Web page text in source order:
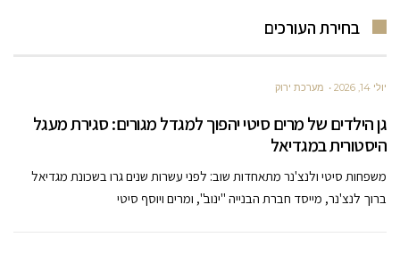
בחירת העורכים
יולי 14, 2026 מערכת ירוק
גן הילדים של מרים סיטי יהפוך למגדל מגורים: סגירת מעגל
היסטורית במגדיאל
משפחות סיטי ולנצ'נר מתאחדות שוב: לפני עשרות שנים גרו בשכונת מגדיאל
ברוך לנצ'נר, מייסד חברת הבנייה "ינוב", ומרים ויוסף סיטי